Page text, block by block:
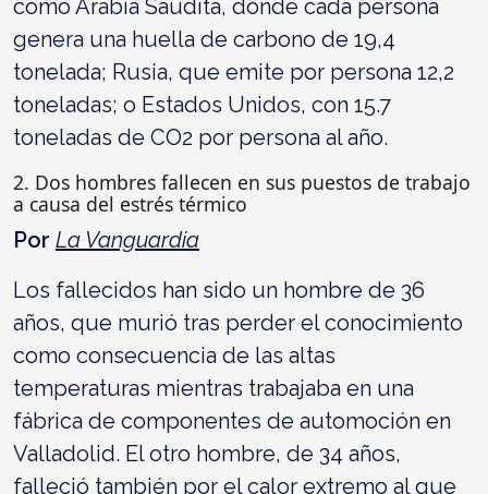
como Arabia Saudita, donde cada persona
genera una huella de carbono de 19,4
tonelada; Rusia, que emite por persona 12,2
toneladas; o Estados Unidos, con 15.7
toneladas de CO2 por persona al año.
2. Dos hombres fallecen en sus puestos de trabajo
a causa del estrés térmico
Por La Vanguardia
Los fallecidos han sido un hombre de 36
años, que murió tras perder el conocimiento
como consecuencia de las altas
temperaturas mientras trabajaba en una
fábrica de componentes de automoción en
Valladolid. El otro hombre, de 34 años,
falleció también por el calor extremo al que